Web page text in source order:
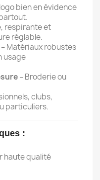
une liste d'envies
bien en évidence
respirante et
réglable.
– Matériaux robustes
usage
– Broderie ou
clubs,
particuliers.
:
haute qualité